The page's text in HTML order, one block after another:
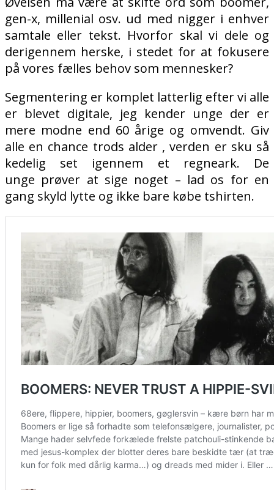
gen-x, millenial osv. ud med nigger i enhver
samtale eller tekst. Hvorfor skal vi dele og
derigennem herske, i stedet for at fokusere
på vores fælles behov som mennesker?
Segmentering er komplet latterlig efter vi alle
er blevet digitale, jeg kender unge der er
mere modne end 60 årige og omvendt. Giv
alle en chance trods alder , verden er sku så
kedelig set igennem et regneark. De
unge prøver at sige noget – lad os for en
gang skyld lytte og ikke bare købe tshirten.